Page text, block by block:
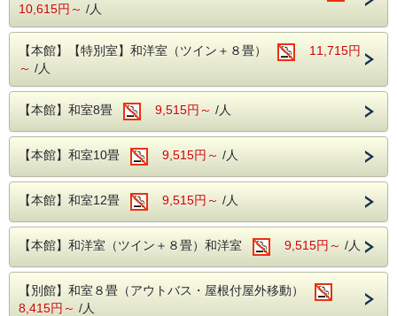
シルバーウィークに家族・3世代の思い出を！
当ホテルでは日光江戸村・東武ワールドスクエア・とりっく
気になる施設がございましたら、お電話やフロントスタッフ
にお問い合わせください♪
お子様に大人気のカラオケや卓球を無料でご提供！
・本プランは1部屋につき大人2名様以上が対象となってお
ります。
・小学生・幼児の方はスタンダードプラン料金より半額とな
っております。
掲載されている料金は割引後の金額となっております。
・割引券・各種割引プランの併用はいただけません。
10,615円～ /人
【本館】【特別室】和洋室（ツイン＋８畳）
11,715円
～ /人
【本館】和室8畳 9,515円～ /人
【本館】和室10畳 9,515円～ /人
【本館】和室12畳 9,515円～ /人
【本館】和洋室（ツイン＋８畳）和洋室 9,515円～ /人
【別館】和室８畳（アウトバス・屋根付屋外移動）
8,415円～ /人